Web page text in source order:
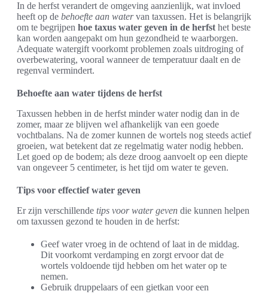
In de herfst verandert de omgeving aanzienlijk, wat invloed
heeft op de behoefte aan watervan taxussen. Het is belangrijk
om te begrijpen hoe taxus water geven in de herfst het beste
kan worden aangepakt om hun gezondheid te waarborgen.
Adequate watergift voorkomt problemen zoals uitdroging of
overbewatering, vooral wanneer de temperatuur daalt en de
regenval vermindert.
Behoefte aan water tijdens de herfst
Taxussen hebben in de herfst minder water nodig dan in de
zomer, maar ze blijven wel afhankelijk van een goede
vochtbalans. Na de zomer kunnen de wortels nog steeds actief
groeien, wat betekent dat ze regelmatig water nodig hebben.
Let goed op de bodem; als deze droog aanvoelt op een diepte
van ongeveer 5 centimeter, is het tijd om water te geven.
Tips voor effectief water geven
Er zijn verschillende tips voor water geven die kunnen helpen
om taxussen gezond te houden in de herfst:
Geef water vroeg in de ochtend of laat in de middag.
Dit voorkomt verdamping en zorgt ervoor dat de
wortels voldoende tijd hebben om het water op te
nemen.
Gebruik druppelaars of een gietkan voor een